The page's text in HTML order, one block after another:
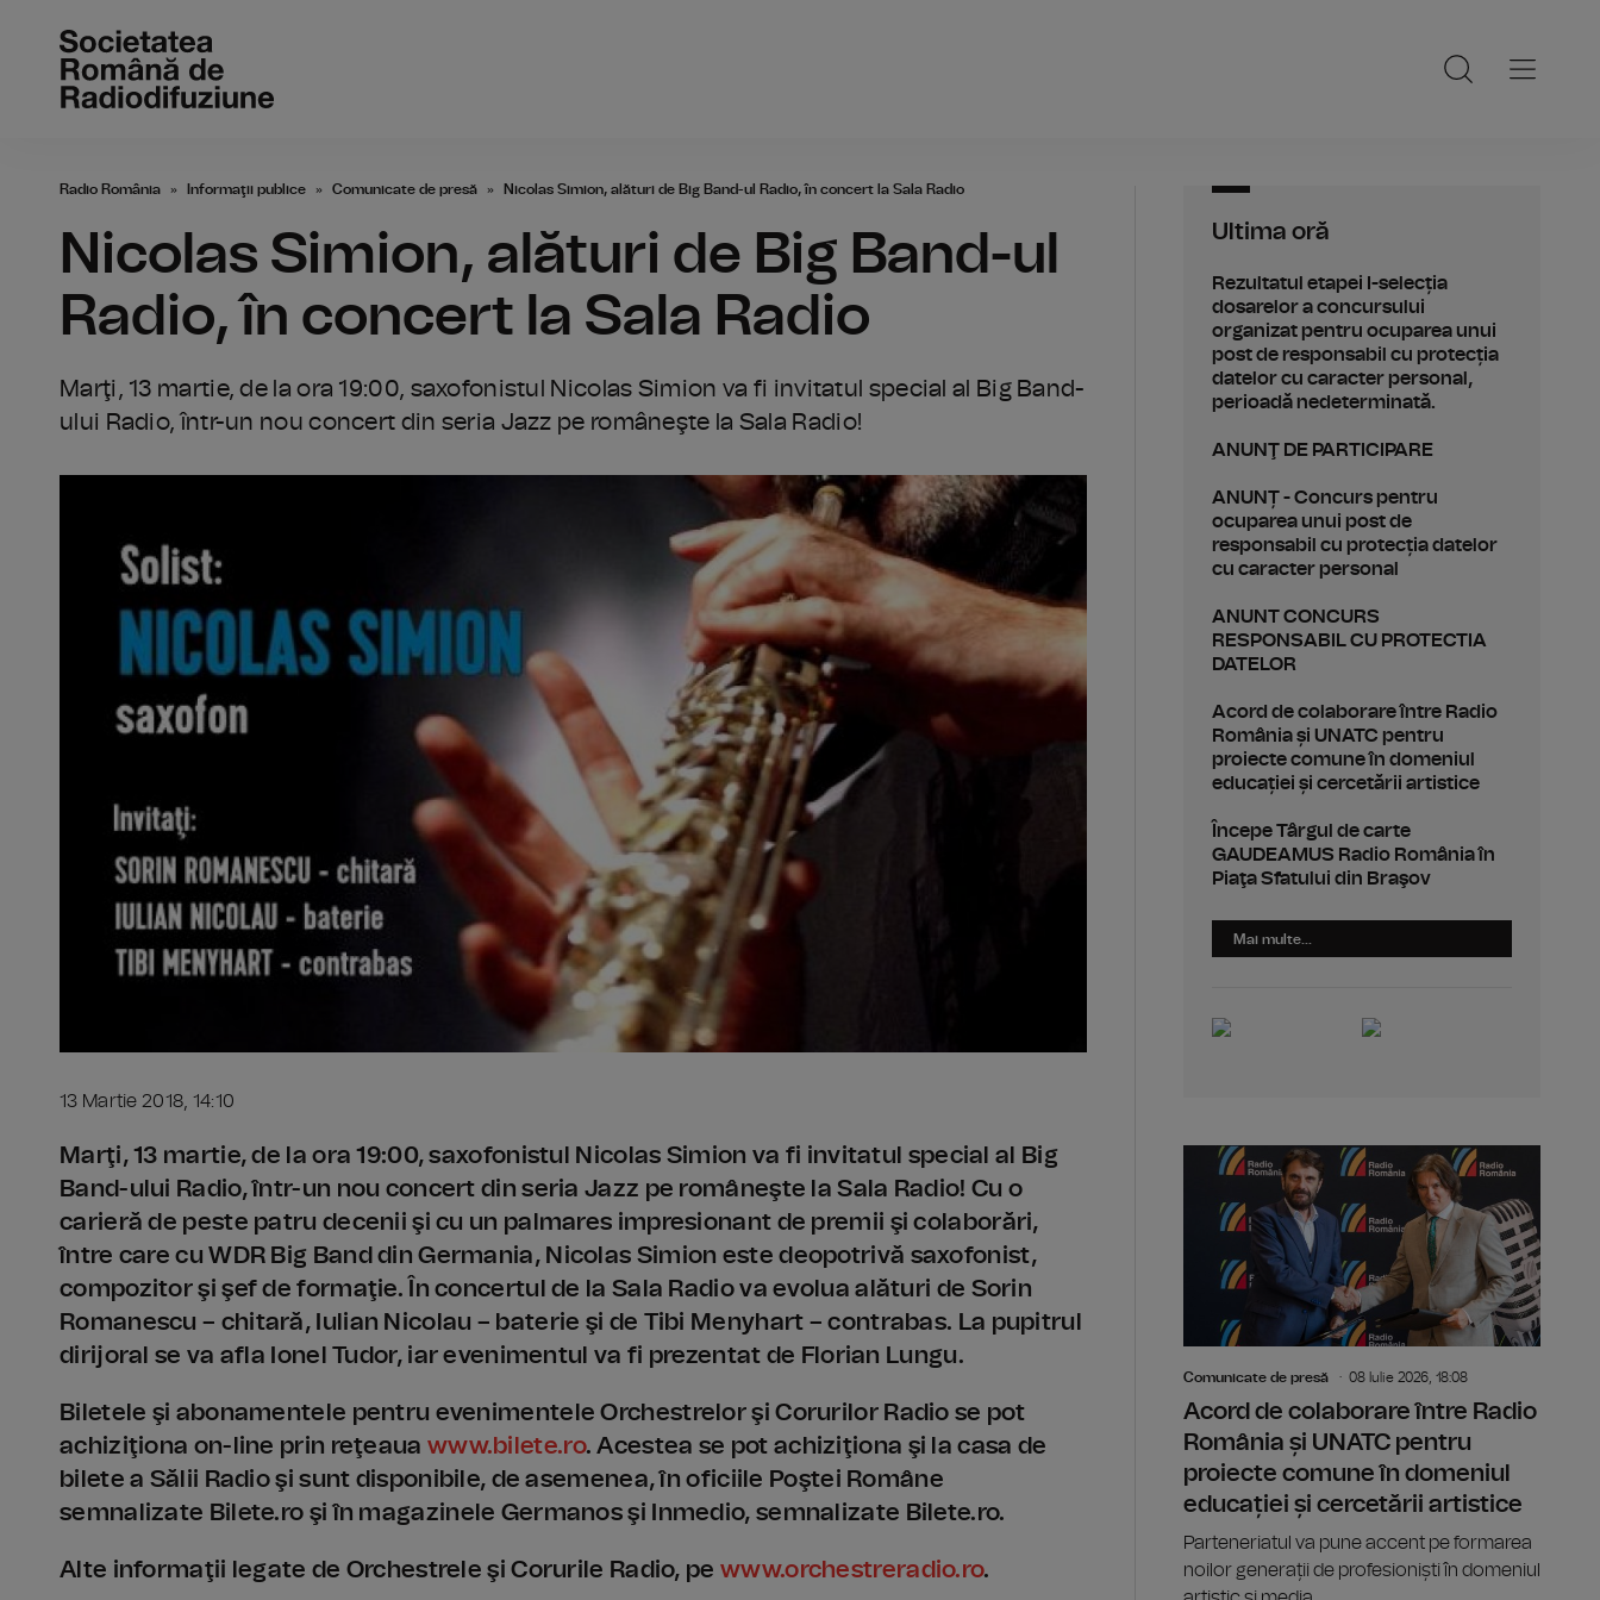
Radio România Informaţii publice Comunicate de presă Nicolas Simion, alături de Big Band-ul Radio, în concert la Sala Radio
Nicolas Simion, alături de Big Band-ul
Radio, în concert la Sala Radio
Marţi, 13 martie, de la ora 19:00, saxofonistul Nicolas Simion va fi invitatul special al Big Band-
ului Radio, într-un nou concert din seria Jazz pe româneşte la Sala Radio!
13 Martie 2018, 14:10
Marţi, 13 martie, de la ora 19:00, saxofonistul Nicolas Simion va fi invitatul special al Big
Band-ului Radio, într-un nou concert din seria Jazz pe româneşte la Sala Radio! Cu o
carieră de peste patru decenii şi cu un palmares impresionant de premii şi colaborări,
între care cu WDR Big Band din Germania, Nicolas Simion este deopotrivă saxofonist,
compozitor şi şef de formaţie. În concertul de la Sala Radio va evolua alături de Sorin
Romanescu – chitară, Iulian Nicolau – baterie şi de Tibi Menyhart – contrabas. La pupitrul
dirijoral se va afla Ionel Tudor, iar evenimentul va fi prezentat de Florian Lungu.
Biletele şi abonamentele pentru evenimentele Orchestrelor şi Corurilor Radio se pot
achiziţiona on-line prin reţeaua www.bilete.ro. Acestea se pot achiziţiona şi la casa de
bilete a Sălii Radio şi sunt disponibile, de asemenea, în oficiile Poştei Române
semnalizate Bilete.ro şi în magazinele Germanos şi Inmedio, semnalizate Bilete.ro.
Alte informaţii legate de Orchestrele şi Corurile Radio, pe www.orchestreradio.ro.
Ultima oră
Rezultatul etapei I-selecția
dosarelor a concursului
organizat pentru ocuparea unui
post de responsabil cu protecția
datelor cu caracter personal,
perioadă nedeterminată.
ANUNŢ DE PARTICIPARE
ANUNȚ - Concurs pentru
ocuparea unui post de
responsabil cu protecția datelor
cu caracter personal
ANUNT CONCURS
RESPONSABIL CU PROTECTIA
DATELOR
Acord de colaborare între Radio
România și UNATC pentru
proiecte comune în domeniul
educației și cercetării artistice
Începe Târgul de carte
GAUDEAMUS Radio România în
Piaţa Sfatului din Braşov
Mai multe...
Comunicate de presă 08 Iulie 2026, 18:08
Acord de colaborare între Radio
România și UNATC pentru
proiecte comune în domeniul
educației și cercetării artistice
Parteneriatul va pune accent pe formarea
noilor generații de profesioniști în domeniul